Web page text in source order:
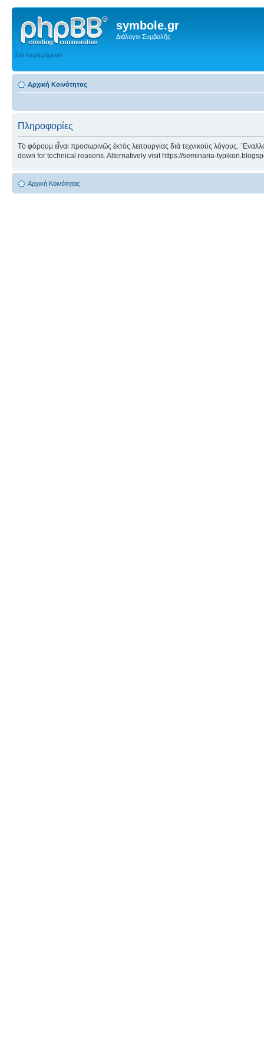
symbole.gr
Διάλογοι Συμβολῆς
Στο περιεχόμενο
Αρχική Κοινότητας
Πληροφορίες
Τὸ φόρουμ εἶναι προσωρινῶς ἐκτὸς λειτουργίας διὰ τεχνικοὺς λόγους.
down for technical reasons. Alternatively visit https://seminaria-
Αρχική Κοινότητας